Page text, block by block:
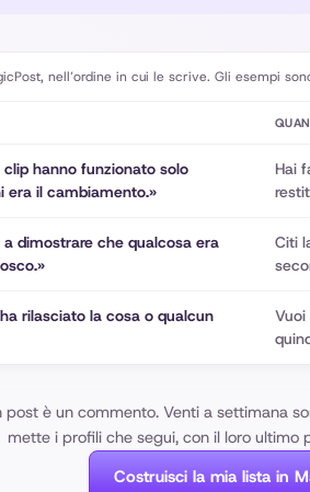
nell’ordine in cui le scrive. Gli esempi
hanno funzionato solo
era il cambiamento.»
Hai
a dimostrare che qualcosa era
Citi
rilasciato la cosa o qualcun
post è un commento. Venti a settimana
mette i profili che segui, con il loro ultimo
Costruisci la mia lista in